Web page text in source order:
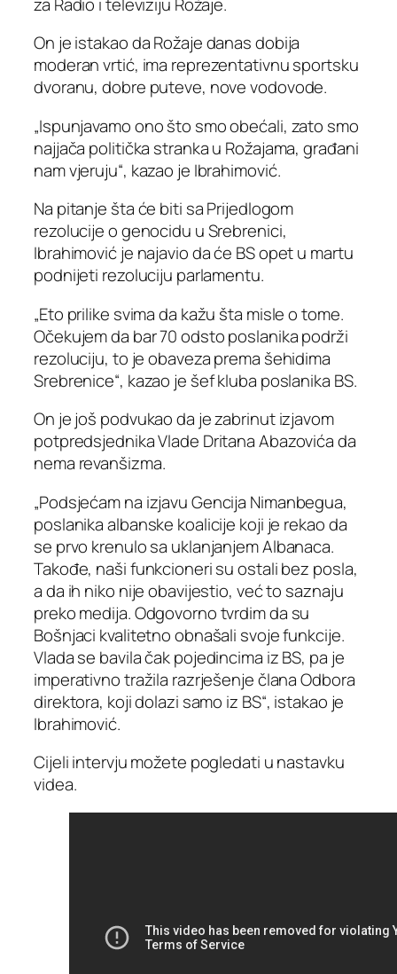
On je istakao da Rožaje danas dobija
moderan vrtić, ima reprezentativnu sportsku
dvoranu, dobre puteve, nove vodovode.
„Ispunjavamo ono što smo obećali, zato smo
najjača politička stranka u Rožajama, građani
nam vjeruju“, kazao je Ibrahimović.
Na pitanje šta će biti sa Prijedlogom
rezolucije o genocidu u Srebrenici,
Ibrahimović je najavio da će BS opet u martu
podnijeti rezoluciju parlamentu.
„Eto prilike svima da kažu šta misle o tome.
Očekujem da bar 70 odsto poslanika podrži
rezoluciju, to je obaveza prema šehidima
Srebrenice“, kazao je šef kluba poslanika BS.
On je još podvukao da je zabrinut izjavom
potpredsjednika Vlade Dritana Abazovića da
nema revanšizma.
„Podsjećam na izjavu Gencija Nimanbegua,
poslanika albanske koalicije koji je rekao da
se prvo krenulo sa uklanjanjem Albanaca.
Takođe, naši funkcioneri su ostali bez posla,
a da ih niko nije obavijestio, već to saznaju
preko medija. Odgovorno tvrdim da su
Bošnjaci kvalitetno obnašali svoje funkcije.
Vlada se bavila čak pojedincima iz BS, pa je
imperativno tražila razrješenje člana Odbora
direktora, koji dolazi samo iz BS“, istakao je
Ibrahimović.
Cijeli intervju možete pogledati u nastavku
videa.